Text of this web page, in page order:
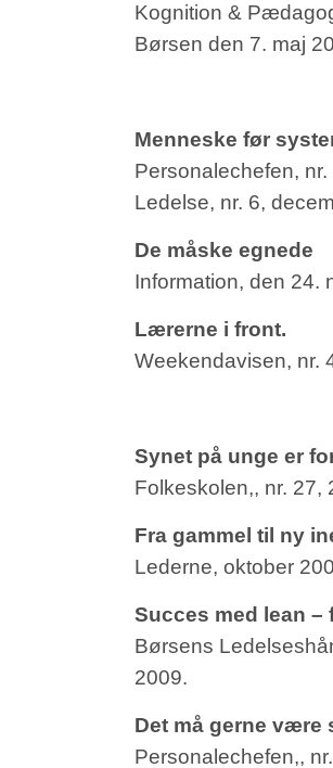
Kognition &
Børsen den 7. maj
Menneske før
Personalechefen,
Ledelse, nr. 6,
De måske egnede
Information, den 24.
Lærerne i front.
Weekendavisen, nr.
Synet på unge er
Folkeskolen,, nr. 27,
Fra gammel til ny
Lederne, oktober
Succes med lean
Børsens
2009.
Det må gerne være
Personalechefen,,